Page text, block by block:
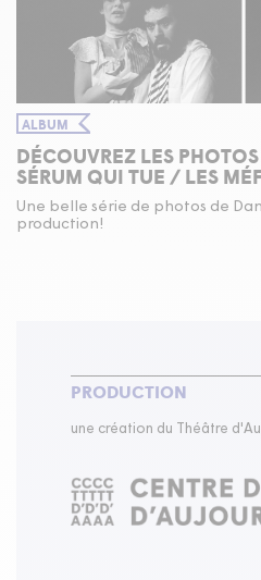
ALBUM
DÉCOUVREZ LES
SÉRUM QUI TUE / LES
Une belle série de photos de
production!
PRODUCTION
une création du Théâtre